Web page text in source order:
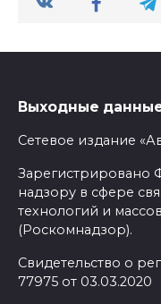
Выходные
Сетевое издание
Зарегистрировано
надзору в сфере
технологий и
(Роскомнадзор).
Свидетельство о
77975 от 03.03.2020